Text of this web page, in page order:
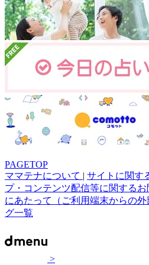
PAGETOP
ママテナについて | サイトに関す
プ・コンテンツ配信等に関する
にあたって（ご利用端末からの
グ一覧
>